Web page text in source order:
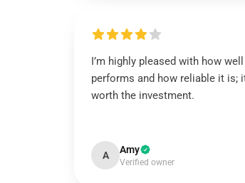
I’m highly pleased with how
performs and how reliable it is;
worth the investment.
A Amy
Verified owner